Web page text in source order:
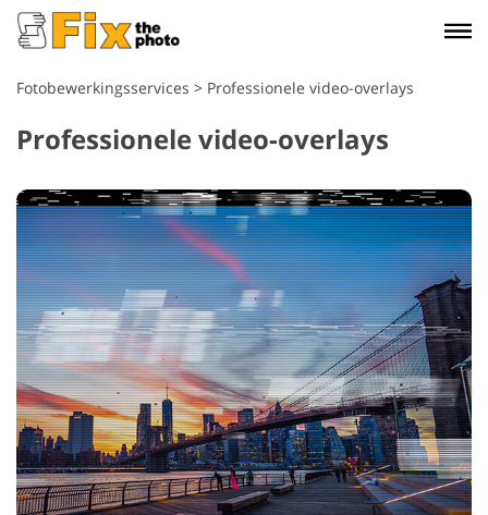
Fotobewerkingsservices > Professionele video-overlays
Professionele video-overlays